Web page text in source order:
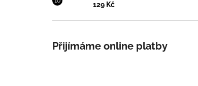
129 Kč
Přijímáme online platby